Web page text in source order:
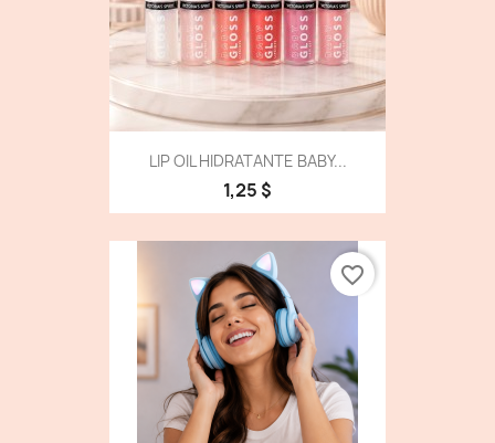
LIP OIL HIDRATANTE BABY...
1,25 $
favorite_border